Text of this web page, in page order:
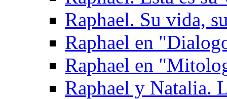
Raphael. Su vida,
Raphael en
Raphael en
Raphael y Natalia.